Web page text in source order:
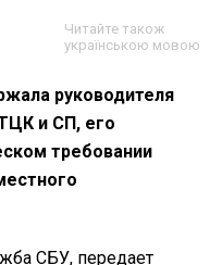
Читайте також
українською мовою
руководителя
и СП, его
требовании
СБУ, передает